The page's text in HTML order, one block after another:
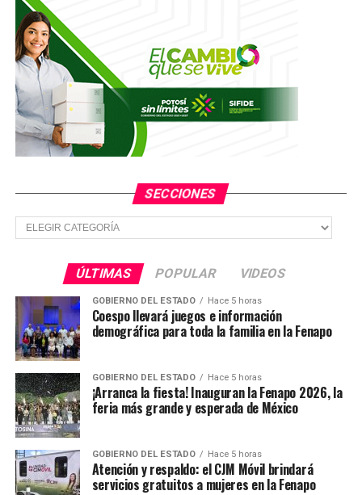
Capturan a taxista que agredió a un joven al exterior del
Greko; murió tras la golpiza
NO TE PIERDAS
Detienen a menor que “se le hizo fácil” meterse a robar
a una casa
SECCIONES
Secciones
ÚLTIMAS POPULAR VIDEOS
GOBIERNO DEL ESTADO Hace 5 horas
Coespo llevará juegos e información
demográfica para toda la familia en la Fenapo
GOBIERNO DEL ESTADO Hace 5 horas
¡Arranca la fiesta! Inauguran la Fenapo 2026, la
feria más grande y esperada de México
GOBIERNO DEL ESTADO Hace 5 horas
Atención y respaldo: el CJM Móvil brindará
servicios gratuitos a mujeres en la Fenapo